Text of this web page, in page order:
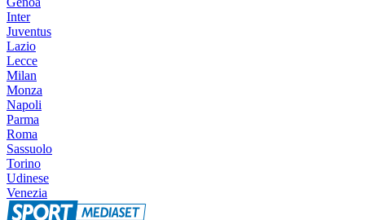
Inter
Juventus
Lazio
Lecce
Milan
Monza
Napoli
Parma
Roma
Sassuolo
Torino
Udinese
Venezia